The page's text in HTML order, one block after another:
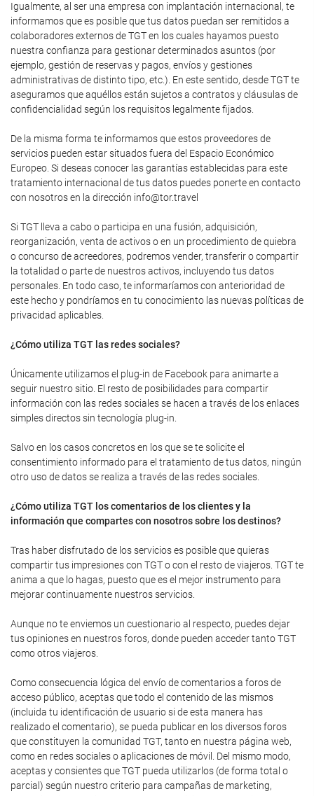
Igualmente, al ser una empresa con implantación internacional, te
informamos que es posible que tus datos puedan ser remitidos a
colaboradores externos de TGT en los cuales hayamos puesto
nuestra confianza para gestionar determinados asuntos (por
ejemplo, gestión de reservas y pagos, envíos y gestiones
administrativas de distinto tipo, etc.). En este sentido, desde TGT te
aseguramos que aquéllos están sujetos a contratos y cláusulas de
confidencialidad según los requisitos legalmente fijados.
De la misma forma te informamos que estos proveedores de
servicios pueden estar situados fuera del Espacio Económico
Europeo. Si deseas conocer las garantías establecidas para este
tratamiento internacional de tus datos puedes ponerte en contacto
con nosotros en la dirección info@tor.travel
Si TGT lleva a cabo o participa en una fusión, adquisición,
reorganización, venta de activos o en un procedimiento de quiebra
o concurso de acreedores, podremos vender, transferir o compartir
la totalidad o parte de nuestros activos, incluyendo tus datos
personales. En todo caso, te informaríamos con anterioridad de
este hecho y pondríamos en tu conocimiento las nuevas políticas de
privacidad aplicables.
¿Cómo utiliza TGT las redes sociales?
Únicamente utilizamos el plug-in de Facebook para animarte a
seguir nuestro sitio. El resto de posibilidades para compartir
información con las redes sociales se hacen a través de los enlaces
simples directos sin tecnología plug-in.
Salvo en los casos concretos en los que se te solicite el
consentimiento informado para el tratamiento de tus datos, ningún
otro uso de datos se realiza a través de las redes sociales.
¿Cómo utiliza TGT los comentarios de los clientes y la
información que compartes con nosotros sobre los destinos?
Tras haber disfrutado de los servicios es posible que quieras
compartir tus impresiones con TGT o con el resto de viajeros. TGT te
anima a que lo hagas, puesto que es el mejor instrumento para
mejorar continuamente nuestros servicios.
Aunque no te enviemos un cuestionario al respecto, puedes dejar
tus opiniones en nuestros foros, donde pueden acceder tanto TGT
como otros viajeros.
Como consecuencia lógica del envío de comentarios a foros de
acceso público, aceptas que todo el contenido de las mismos
(incluida tu identificación de usuario si de esta manera has
realizado el comentario), se pueda publicar en los diversos foros
que constituyen la comunidad TGT, tanto en nuestra página web,
como en redes sociales o aplicaciones de móvil. Del mismo modo,
aceptas y consientes que TGT pueda utilizarlos (de forma total o
parcial) según nuestro criterio para campañas de marketing,